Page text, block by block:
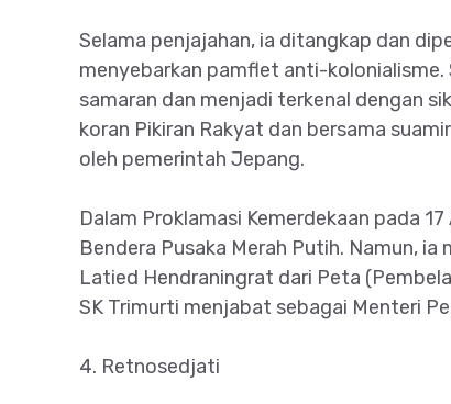
Selama penjajahan, ia ditangkap dan
menyebarkan pamflet anti-kolonialisme.
samaran dan menjadi terkenal dengan
koran Pikiran Rakyat dan bersama
oleh pemerintah Jepang.
Dalam Proklamasi Kemerdekaan pada
Bendera Pusaka Merah Putih. Namun,
Latied Hendraningrat dari Peta
SK Trimurti menjabat sebagai Menteri
4. Retnosedjati